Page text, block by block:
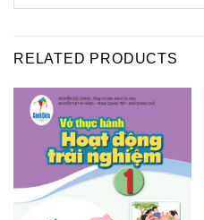
RELATED PRODUCTS